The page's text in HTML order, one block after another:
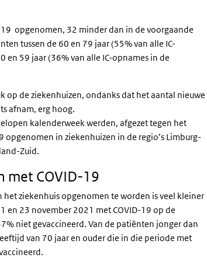
opgenomen, 32 minder dan in de voorgaande
tussen de 60 en 79 jaar (55% van alle IC-
59 jaar (36% van alle IC-opnames in de
op de ziekenhuizen, ondanks dat het aantal nieuwe
afnam, erg hoog.
kalenderweek werden, afgezet tegen het
in ziekenhuizen in de regio’s Limburg-
Zuid.
met COVID-19
het ziekenhuis opgenomen te worden is veel kleiner
en 23 november 2021 met COVID-19 op de
niet gevaccineerd. Van de patiënten jonger dan
van 70 jaar en ouder die in die periode met